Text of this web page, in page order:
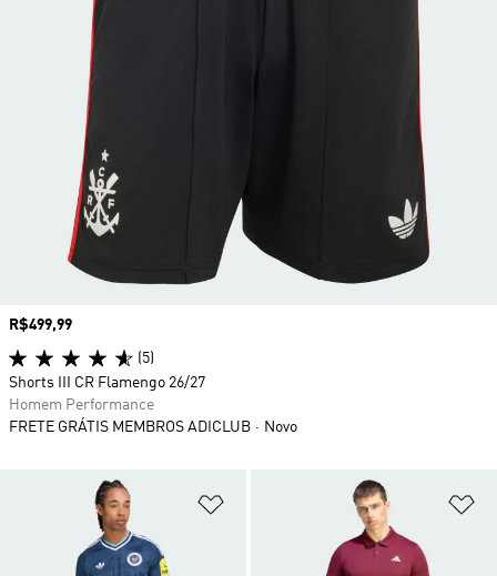
Adicionar à Lista de Desejos
Preço
R$499,99
(5)
Shorts III CR Flamengo 26/27
Homem Performance
FRETE GRÁTIS MEMBROS ADICLUB
Novo